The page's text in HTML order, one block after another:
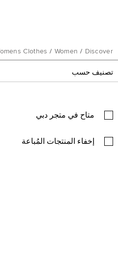
Discover
/
Women
/
Clothes
تصنيف حسب
متاح في متجر دبي
إخفاء المنتجات المُباعة